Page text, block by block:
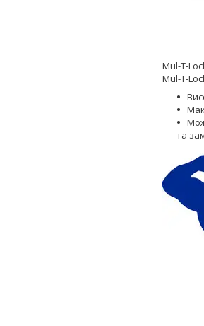
Mul-T-
Mul-T-
та